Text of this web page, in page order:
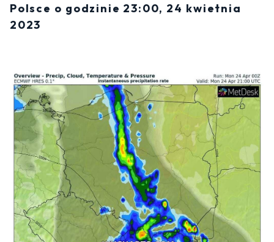
Polsce o godzinie 23:00, 24 kwietnia
2023